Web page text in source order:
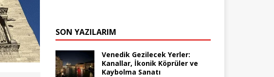
SON YAZILARIM
Venedik Gezilecek Yerler:
Kanallar, İkonik Köprüler ve
Kaybolma Sanatı